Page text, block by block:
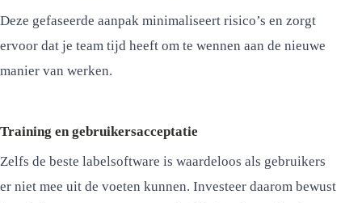
Deze gefaseerde aanpak minimaliseert risico’s en zorgt
ervoor dat je team tijd heeft om te wennen aan de nieuwe
manier van werken.
Training en gebruikersacceptatie
Zelfs de beste labelsoftware is waardeloos als gebruikers
er niet mee uit de voeten kunnen. Investeer daarom bewust